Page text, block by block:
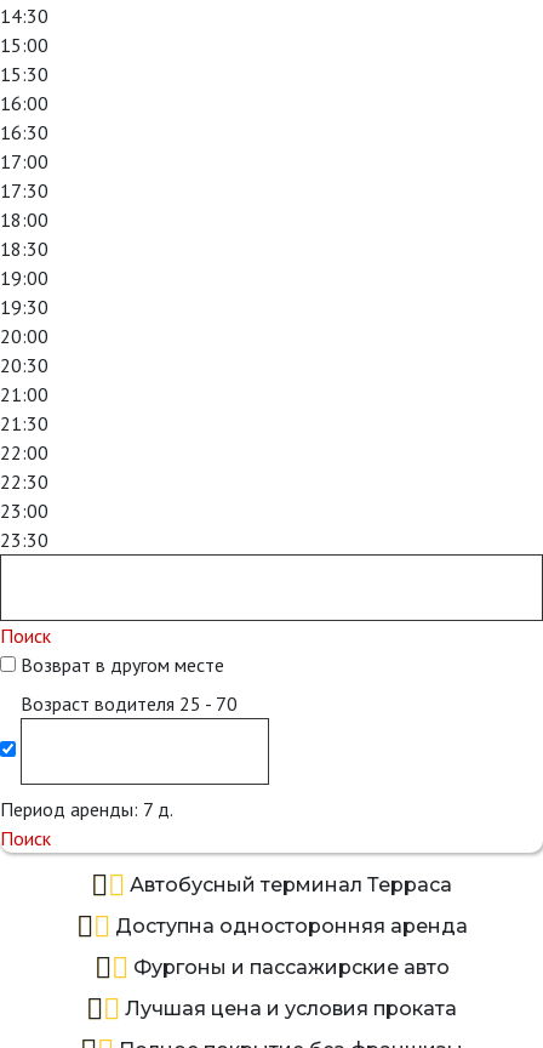
14:30
15:00
15:30
16:00
16:30
17:00
17:30
18:00
18:30
19:00
19:30
20:00
20:30
21:00
21:30
22:00
22:30
23:00
23:30
Поиск
Возврат в другом месте
Возраст водителя 25 - 70
Период аренды: 7 д.
Поиск
Автобусный терминал Терраса
Доступна односторонняя аренда
Фургоны и пассажирские авто
Лучшая цена и условия проката